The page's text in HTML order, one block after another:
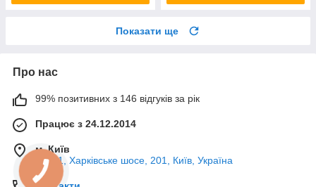
Показати ще
Про нас
99% позитивних з 146 відгуків за рік
Працює з 24.12.2014
м. Київ
02121, Харківське шосе, 201, Київ, Україна